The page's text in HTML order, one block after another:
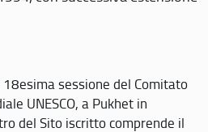
sessione del Comitato
UNESCO, a Pukhet in
del Sito iscritto comprende il